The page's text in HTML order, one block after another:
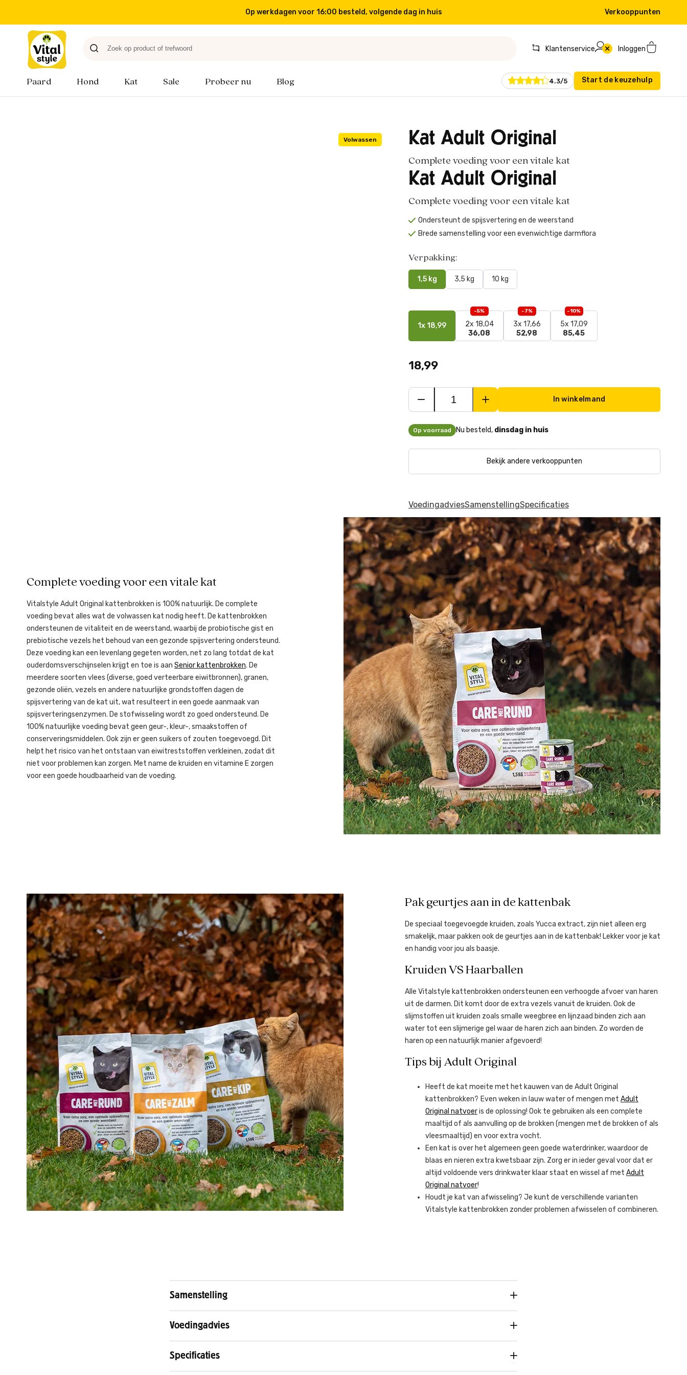
Op werkdagen voor 16:00 besteld, volgende dag in huis Verkooppunten
Klantenservice Inloggen
Paard Hond Kat Sale Probeer nu Blog 4.3/5 Start de keuzehulp
Volwassen Kat Adult Original
Complete voeding voor een vitale kat
Kat Adult Original
Complete voeding voor een vitale kat
Ondersteunt de spijsvertering en de weerstand
Brede samenstelling voor een evenwichtige darmflora
Verpakking:
1,5 kg 3,5 kg 10 kg
1x 18,99
-5%
2x 18,04
36,08
-7%
3x 17,66
52,98
-10%
5x 17,09
85,45
18,99
In winkelmand
Op voorraad Nu besteld, dinsdag in huis
Bekijk andere verkooppunten
VoedingadviesSamenstellingSpecificaties
Complete voeding voor een vitale kat
Vitalstyle Adult Original kattenbrokken is 100% natuurlijk. De complete
voeding bevat alles wat de volwassen kat nodig heeft. De kattenbrokken
ondersteunen de vitaliteit en de weerstand, waarbij de probiotische gist en
prebiotische vezels het behoud van een gezonde spijsvertering ondersteund.
Deze voeding kan een levenlang gegeten worden, net zo lang totdat de kat
ouderdomsverschijnselen krijgt en toe is aan Senior kattenbrokken. De
meerdere soorten vlees (diverse, goed verteerbare eiwitbronnen), granen,
gezonde oliën, vezels en andere natuurlijke grondstoffen dagen de
spijsvertering van de kat uit, wat resulteert in een goede aanmaak van
spijsverteringsenzymen. De stofwisseling wordt zo goed ondersteund. De
100% natuurlijke voeding bevat geen geur-, kleur-, smaakstoffen of
conserveringsmiddelen. Ook zijn er geen suikers of zouten toegevoegd. Dit
helpt het risico van het ontstaan van eiwitreststoffen verkleinen, zodat dit
niet voor problemen kan zorgen. Met name de kruiden en vitamine E zorgen
voor een goede houdbaarheid van de voeding.
Pak geurtjes aan in de kattenbak
De speciaal toegevoegde kruiden, zoals Yucca extract, zijn niet alleen erg
smakelijk, maar pakken ook de geurtjes aan in de kattenbak! Lekker voor je kat
en handig voor jou als baasje.
Kruiden VS Haarballen
Alle Vitalstyle kattenbrokken ondersteunen een verhoogde afvoer van haren
uit de darmen. Dit komt door de extra vezels vanuit de kruiden. Ook de
slijmstoffen uit kruiden zoals smalle weegbree en lijnzaad binden zich aan
water tot een slijmerige gel waar de haren zich aan binden. Zo worden de
haren op een natuurlijk manier afgevoerd!
Tips bij Adult Original
Heeft de kat moeite met het kauwen van de Adult Original
kattenbrokken? Even weken in lauw water of mengen met Adult
Original natvoeris de oplossing! Ook te gebruiken als een complete
maaltijd of als aanvulling op de brokken (mengen met de brokken of als
vleesmaaltijd) en voor extra vocht.
Een kat is over het algemeen geen goede waterdrinker, waardoor de
blaas en nieren extra kwetsbaar zijn. Zorg er in ieder geval voor dat er
altijd voldoende vers drinkwater klaar staat en wissel af met Adult
Original natvoer!
Houdt je kat van afwisseling? Je kunt de verschillende varianten
Vitalstyle kattenbrokken zonder problemen afwisselen of combineren.
Samenstelling
Voedingadvies
Specificaties